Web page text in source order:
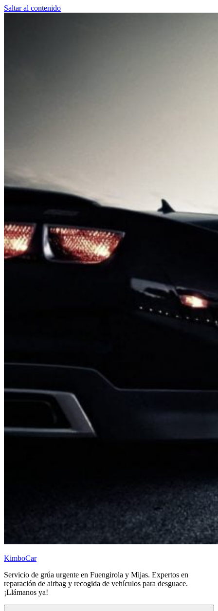
Saltar al contenido
KimboCar
Servicio de grúa urgente en Fuengirola y Mijas. Expertos en
reparación de airbag y recogida de vehículos para desguace.
¡Llámanos ya!